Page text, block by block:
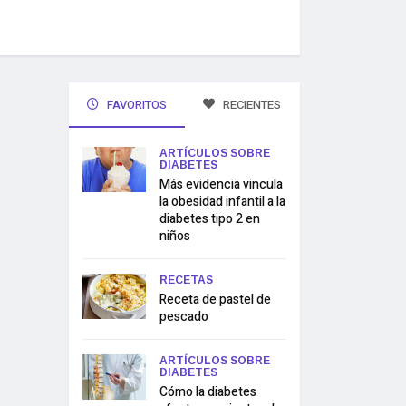
FAVORITOS RECIENTES
ARTÍCULOS SOBRE
DIABETES
Más evidencia vincula
la obesidad infantil a la
diabetes tipo 2 en
niños
RECETAS
Receta de pastel de
pescado
ARTÍCULOS SOBRE
DIABETES
Cómo la diabetes